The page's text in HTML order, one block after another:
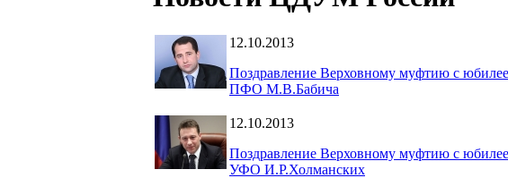
12.10.2013
Поздравление Верховному муфтию с
ПФО М.В.Бабича
12.10.2013
Поздравление Верховному муфтию с
УФО И.Р.Холманских